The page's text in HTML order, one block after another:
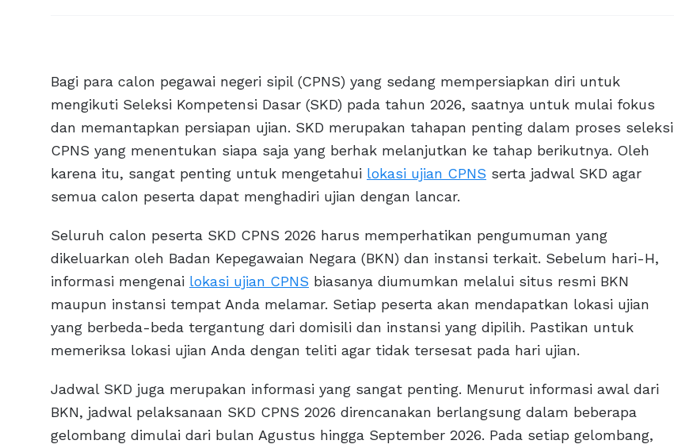
Bagi para calon pegawai negeri sipil (CPNS) yang sedang mempersiapkan diri untuk
mengikuti Seleksi Kompetensi Dasar (SKD) pada tahun 2026, saatnya untuk mulai fokus
dan memantapkan persiapan ujian. SKD merupakan tahapan penting dalam proses seleksi
CPNS yang menentukan siapa saja yang berhak melanjutkan ke tahap berikutnya. Oleh
karena itu, sangat penting untuk mengetahui lokasi ujian CPNS serta jadwal SKD agar
semua calon peserta dapat menghadiri ujian dengan lancar.
Seluruh calon peserta SKD CPNS 2026 harus memperhatikan pengumuman yang
dikeluarkan oleh Badan Kepegawaian Negara (BKN) dan instansi terkait. Sebelum hari-H,
informasi mengenai lokasi ujian CPNS biasanya diumumkan melalui situs resmi BKN
maupun instansi tempat Anda melamar. Setiap peserta akan mendapatkan lokasi ujian
yang berbeda-beda tergantung dari domisili dan instansi yang dipilih. Pastikan untuk
memeriksa lokasi ujian Anda dengan teliti agar tidak tersesat pada hari ujian.
Jadwal SKD juga merupakan informasi yang sangat penting. Menurut informasi awal dari
BKN, jadwal pelaksanaan SKD CPNS 2026 direncanakan berlangsung dalam beberapa
gelombang dimulai dari bulan Agustus hingga September 2026. Pada setiap gelombang,